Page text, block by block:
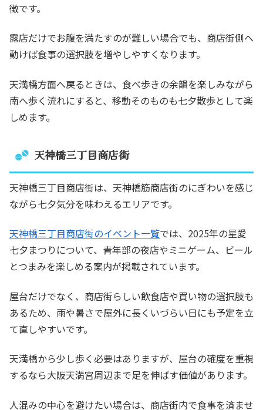
徴です。
露店だけでお腹を満たすのが難しい場合でも、商店街側へ
動けば食事の選択肢を増やしやすくなります。
天満橋方面へ戻るときは、食べ歩きの余韻を楽しみながら
南へ歩く流れにすると、移動そのものも七夕散歩として楽
しめます。
天神橋三丁目商店街
天神橋三丁目商店街は、天神橋筋商店街のにぎわいを感じ
ながら七夕気分を味わえるエリアです。
天神橋三丁目商店街のイベント一覧では、2025年の星愛
七夕まつりについて、青年部の夜店やミニゲーム、ビール
とつまみを楽しめる案内が掲載されています。
屋台だけでなく、商店街らしい飲食店や買い物の選択肢も
あるため、雨や暑さで屋外に長くいづらい日にも予定を立
て直しやすいです。
天満橋から少し歩く必要はありますが、屋台の確度を重視
するなら大阪天満宮周辺まで足を伸ばす価値があります。
人混みの中心を避けたい場合は、商店街内で食事を済ませ